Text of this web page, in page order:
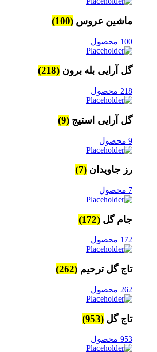
ماشین عروس (100)
100 محصول
گل آرایی بله برون (218)
218 محصول
گل آرایی استیج (9)
9 محصول
رز جاویدان (7)
7 محصول
جام گل (172)
172 محصول
تاج گل ترحیم (262)
262 محصول
تاج گل (953)
953 محصول